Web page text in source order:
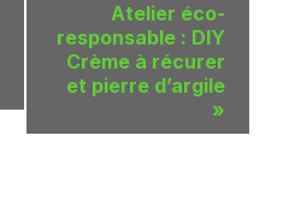
Atelier éco-
responsable : DIY
Crème à récurer
et pierre d’argile
»